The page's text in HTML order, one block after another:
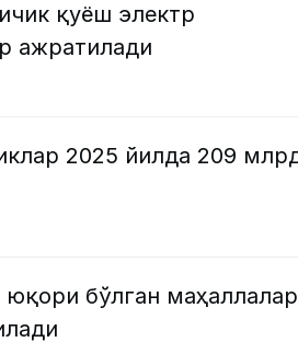
қуёш электр
ажратилади
2025 йилда 209
бўлган